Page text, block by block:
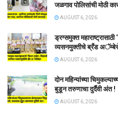
जळगाव पोलिसांची मोठी
AUGUST 6, 2026
ड्रग्समुक्त महाराष्ट्रासाठी
व्यसनमुक्तीचे ब्रँड
AUGUST 6, 2026
दोन महिन्यांच्या
बुडून तरुणाचा दुर्दैवी अंत !
AUGUST 6, 2026